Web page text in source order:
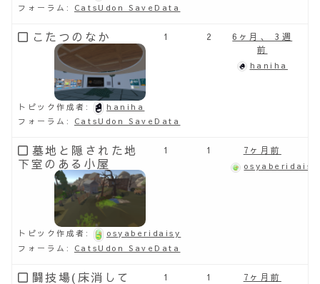
フォーラム: CatsUdon SaveData
こたつのなか
トピック作成者:
haniha
フォーラム: CatsUdon SaveData
1 2
6ヶ月、 3週
前
haniha
墓地と隠された地
下室のある小屋
トピック作成者:
osyaberidaisy
フォーラム: CatsUdon SaveData
1 1 7ヶ月前
osyaberidaisy
闘技場(床消して
1 1 7ヶ月前